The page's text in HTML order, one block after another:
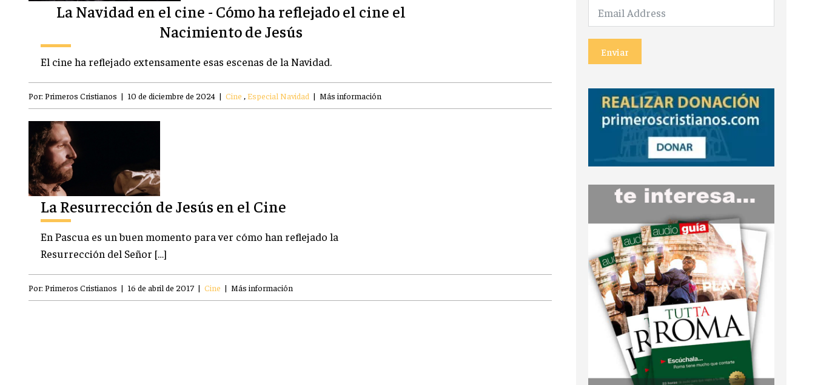
La Navidad en el cine - Cómo ha reflejado el cine el
Nacimiento de Jesús
El cine ha reflejado extensamente esas escenas de la Navidad.
Por: Primeros Cristianos | 10 de diciembre de 2024 | Cine ,Especial Navidad | Más información
La Resurrección de Jesús en el Cine
En Pascua es un buen momento para ver cómo han reflejado la
Resurrección del Señor […]
Por: Primeros Cristianos | 16 de abril de 2017 | Cine | Más información
Enviar